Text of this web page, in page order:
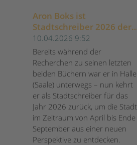
Aron Boks ist
Stadtschreiber 2026 der
Stadt Halle (Saale)
10.04.2026 9:52
Bereits während der
Recherchen zu seinen letzten
beiden Büchern war er in Halle
(Saale) unterwegs – nun kehrt
er als Stadtschreiber für das
Jahr 2026 zurück, um die Stadt
im Zeitraum von April bis Ende
September aus einer neuen
Perspektive zu entdecken.